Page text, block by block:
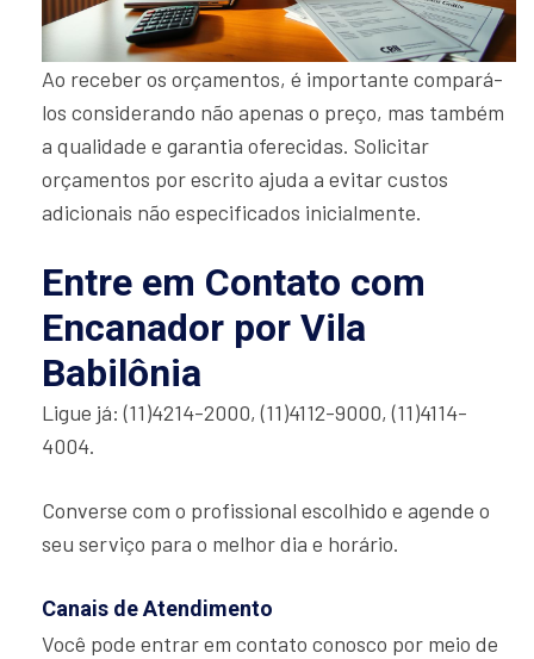
Ao receber os orçamentos, é importante compará-
los considerando não apenas o preço, mas também
a qualidade e garantia oferecidas. Solicitar
orçamentos por escrito ajuda a evitar custos
adicionais não especificados inicialmente.
Entre em Contato com
Encanador por Vila
Babilônia
Ligue já: (11)4214-2000, (11)4112-9000, (11)4114-
4004.
Converse com o profissional escolhido e agende o
seu serviço para o melhor dia e horário.
Canais de Atendimento
Você pode entrar em contato conosco por meio de